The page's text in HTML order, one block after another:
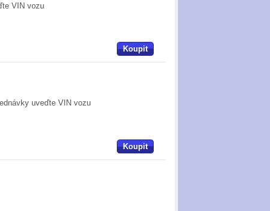
VIN vozu
Koupit
uveďte VIN vozu
Koupit